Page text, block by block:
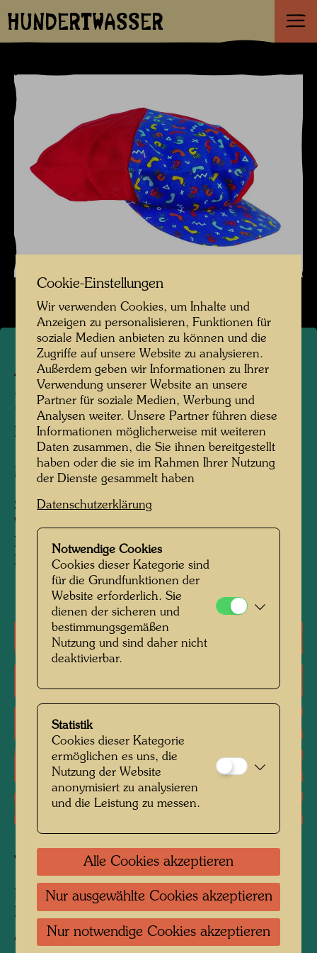
HUNDERTWASSER
APA 361/II
HUNDERTWASSER CAPS
HUNDERTWASSER KAPPEN
Mütze
Since 1995 produced by "Geschützte
Werkstätten", Vienna, and many others, for
KunstHausWien MuseumShop after
Hundertwasser's design.
Einzelausstellungen
Gruppenausstellungen
Literatur: Monographien
Literatur: Verschiedene
Literatur: Magazine, Zeitschriften
Verbundene Werke
DESIGN FOR A SUIT AND ESSAY ON
FASHION FOR VOGUE
Anzug
Cookie-Einstellungen
Wir verwenden Cookies, um Inhalte und
Anzeigen zu personalisieren, Funktionen für
soziale Medien anbieten zu können und die
Zugriffe auf unsere Website zu analysieren.
Außerdem geben wir Informationen zu Ihrer
Verwendung unserer Website an unsere
Partner für soziale Medien, Werbung und
Analysen weiter. Unsere Partner führen diese
Informationen möglicherweise mit weiteren
Daten zusammen, die Sie ihnen bereitgestellt
haben oder die sie im Rahmen Ihrer Nutzung
der Dienste gesammelt haben
Datenschutzerklärung
Notwendige Cookies
Cookies dieser Kategorie sind
für die Grundfunktionen der
Website erforderlich. Sie
dienen der sicheren und
bestimmungsgemäßen
Nutzung und sind daher nicht
deaktivierbar.
Statistik
Cookies dieser Kategorie
ermöglichen es uns, die
Nutzung der Website
anonymisiert zu analysieren
und die Leistung zu messen.
Alle Cookies akzeptieren
Nur ausgewählte Cookies akzeptieren
Nur notwendige Cookies akzeptieren